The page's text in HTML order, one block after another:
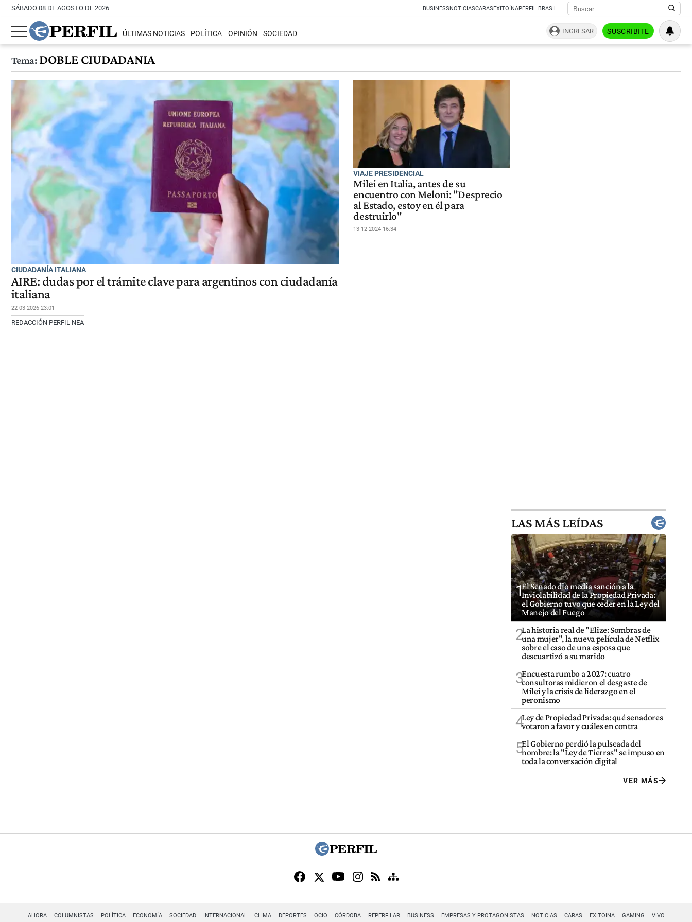
SÁBADO 08 DE AGOSTO DE 2026 BUSINESSNOTICIASCARASEXITOÍNAPERFIL BRASIL
ÚLTIMAS NOTICIAS POLÍTICA OPINIÓN SOCIEDAD INGRESAR SUSCRIBITE
Tema:DOBLE CIUDADANIA
CIUDADANÍA ITALIANA
AIRE: dudas por el trámite clave para argentinos con ciudadanía
italiana
22-03-2026 23:01
REDACCIÓN PERFIL NEA
VIAJE PRESIDENCIAL
Milei en Italia, antes de su
encuentro con Meloni: "Desprecio
al Estado, estoy en él para
destruirlo"
13-12-2024 16:34
LAS MÁS LEÍDAS
1El Senado dio media sanción a la
Inviolabilidad de la Propiedad Privada:
el Gobierno tuvo que ceder en la Ley del
Manejo del Fuego
2La historia real de "Elize: Sombras de
una mujer", la nueva película de Netflix
sobre el caso de una esposa que
descuartizó a su marido
3Encuesta rumbo a 2027: cuatro
consultoras midieron el desgaste de
Milei y la crisis de liderazgo en el
peronismo
4Ley de Propiedad Privada: qué senadores
votaron a favor y cuáles en contra
5El Gobierno perdió la pulseada del
nombre: la "Ley de Tierras" se impuso en
toda la conversación digital
VER MÁS
AHORA COLUMNISTAS POLÍTICA ECONOMÍA SOCIEDAD INTERNACIONAL CLIMA DEPORTES OCIO CÓRDOBA REPERFILAR BUSINESS EMPRESAS Y PROTAGONISTAS NOTICIAS CARAS EXITOINA GAMING VIVO